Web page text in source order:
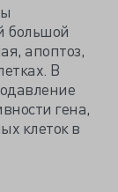
большой
апоптоз,
В
гена,
клеток в